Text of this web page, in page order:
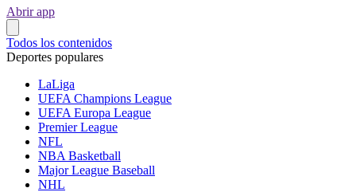
Abrir app
Todos los contenidos
Deportes populares
LaLiga
UEFA Champions League
UEFA Europa League
Premier League
NFL
NBA Basketball
Major League Baseball
NHL